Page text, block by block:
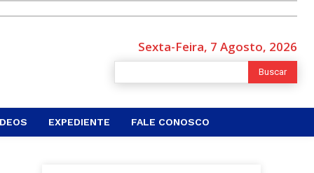
Sexta-Feira, 7 Agosto, 2026
Buscar
EXPEDIENTE FALE CONOSCO